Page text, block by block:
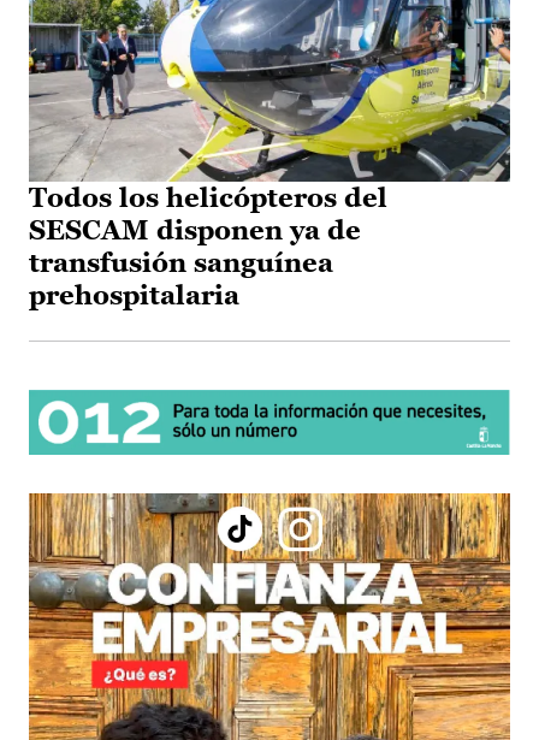
Todos los helicópteros del
SESCAM disponen ya de
transfusión sanguínea
prehospitalaria